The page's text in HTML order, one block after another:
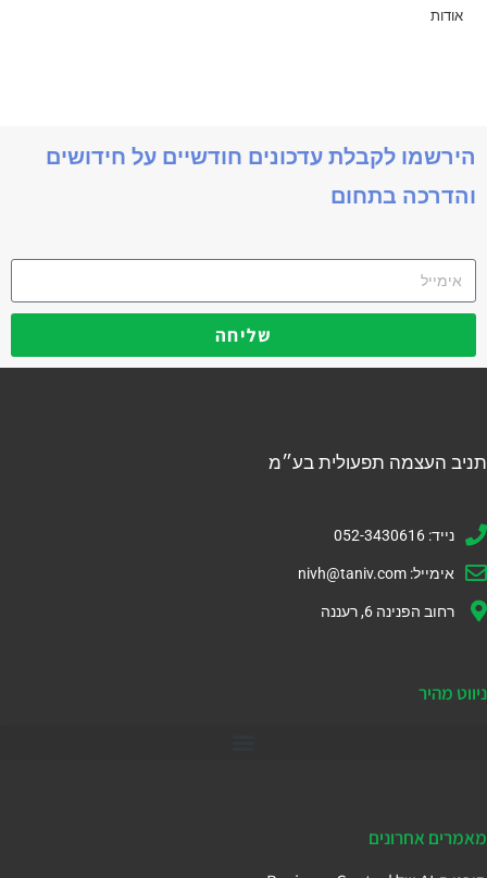
אודות
הירשמו לקבלת עדכונים חודשיים על חידושים
והדרכה בתחום
שליחה
תניב העצמה תפעולית בע״מ
נייד: 052-3430616
אימייל: nivh@taniv.com
רחוב הפנינה 6, רעננה
ניווט מהיר
מאמרים אחרונים